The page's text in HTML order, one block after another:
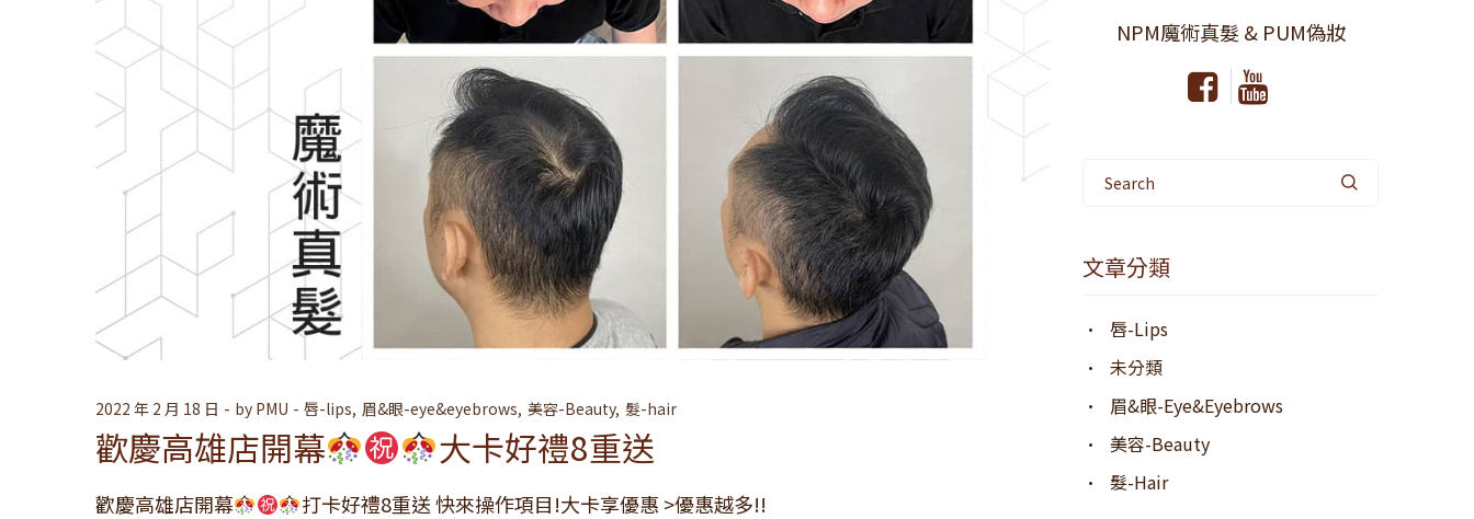
2022 年 2 月 18 日 by PMU 唇-lips 眉&眼-eye&eyebrows 美容-Beauty 髮-hair
歡慶高雄店開幕 大卡好禮8重送
歡慶高雄店開幕 打卡好禮8重送 快來操作項目!大卡享優惠 >優惠越多!!
NPM魔術真髮 & PUM偽妝
Search
文章分類
唇-Lips
未分類
眉&眼-Eye&eyebrows
美容-Beauty
髮-Hair